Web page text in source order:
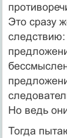
Это сразу
Но ведь
Тогда